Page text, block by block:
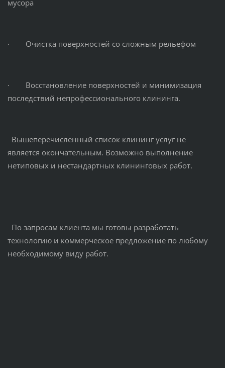
мусора
· Очистка поверхностей со сложным рельефом
· Восстановление поверхностей и минимизация
последствий непрофессионального клининга.
Вышеперечисленный список клининг услуг не
является окончательным. Возможно выполнение
нетиповых и нестандартных клининговых работ.
По запросам клиента мы готовы разработать
технологию и коммерческое предложение по любому
необходимому виду работ.